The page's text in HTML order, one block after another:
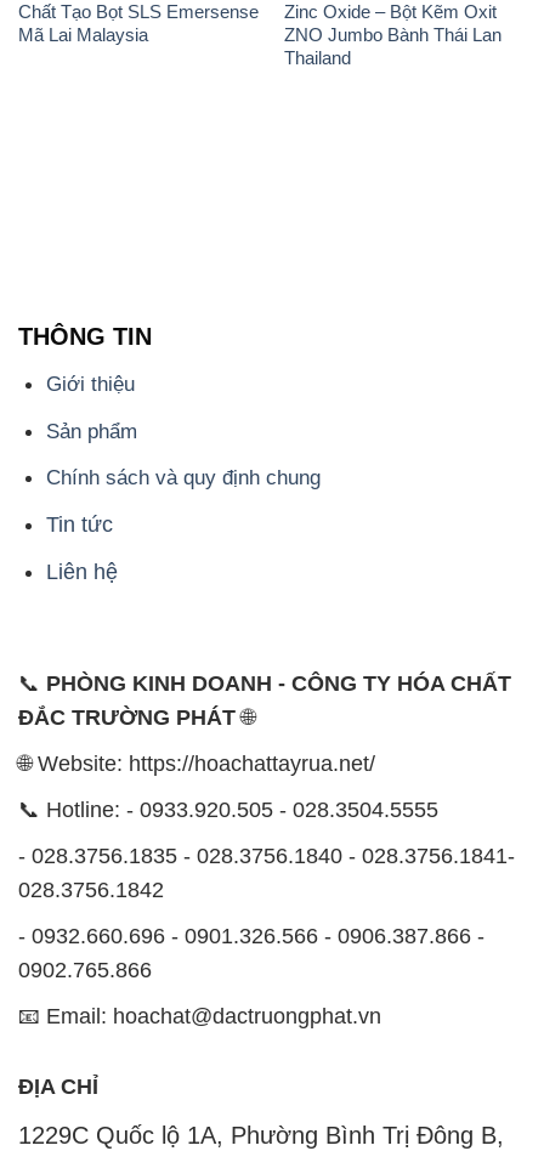
Chất Tạo Bọt SLS Emersense
Mã Lai Malaysia
Zinc Oxide – Bột Kẽm Oxit
ZNO Jumbo Bành Thái Lan
Thailand
THÔNG TIN
Giới thiệu
Sản phẩm
Chính sách và quy định chung
Tin tức
Liên hệ
📞 PHÒNG KINH DOANH - CÔNG TY HÓA CHẤT
ĐẮC TRƯỜNG PHÁT🌐
🌐 Website: https://hoachattayrua.net/
📞 Hotline: - 0933.920.505 - 028.3504.5555
- 028.3756.1835 - 028.3756.1840 - 028.3756.1841-
028.3756.1842
- 0932.660.696 - 0901.326.566 - 0906.387.866 -
0902.765.866
📧 Email: hoachat@dactruongphat.vn
ĐỊA CHỈ
1229C Quốc lộ 1A, Phường Bình Trị Đông B,